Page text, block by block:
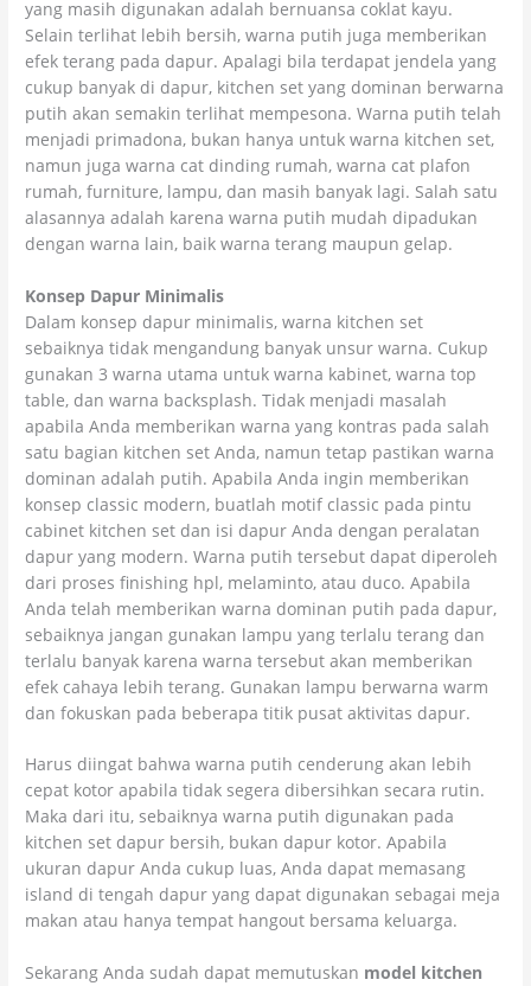
yang masih digunakan adalah bernuansa coklat kayu.
Selain terlihat lebih bersih, warna putih juga memberikan
efek terang pada dapur. Apalagi bila terdapat jendela yang
cukup banyak di dapur, kitchen set yang dominan berwarna
putih akan semakin terlihat mempesona. Warna putih telah
menjadi primadona, bukan hanya untuk warna kitchen set,
namun juga warna cat dinding rumah, warna cat plafon
rumah, furniture, lampu, dan masih banyak lagi. Salah satu
alasannya adalah karena warna putih mudah dipadukan
dengan warna lain, baik warna terang maupun gelap.
Konsep Dapur Minimalis
Dalam konsep dapur minimalis, warna kitchen set
sebaiknya tidak mengandung banyak unsur warna. Cukup
gunakan 3 warna utama untuk warna kabinet, warna top
table, dan warna backsplash. Tidak menjadi masalah
apabila Anda memberikan warna yang kontras pada salah
satu bagian kitchen set Anda, namun tetap pastikan warna
dominan adalah putih. Apabila Anda ingin memberikan
konsep classic modern, buatlah motif classic pada pintu
cabinet kitchen set dan isi dapur Anda dengan peralatan
dapur yang modern. Warna putih tersebut dapat diperoleh
dari proses finishing hpl, melaminto, atau duco. Apabila
Anda telah memberikan warna dominan putih pada dapur,
sebaiknya jangan gunakan lampu yang terlalu terang dan
terlalu banyak karena warna tersebut akan memberikan
efek cahaya lebih terang. Gunakan lampu berwarna warm
dan fokuskan pada beberapa titik pusat aktivitas dapur.
Harus diingat bahwa warna putih cenderung akan lebih
cepat kotor apabila tidak segera dibersihkan secara rutin.
Maka dari itu, sebaiknya warna putih digunakan pada
kitchen set dapur bersih, bukan dapur kotor. Apabila
ukuran dapur Anda cukup luas, Anda dapat memasang
island di tengah dapur yang dapat digunakan sebagai meja
makan atau hanya tempat hangout bersama keluarga.
Sekarang Anda sudah dapat memutuskan model kitchen